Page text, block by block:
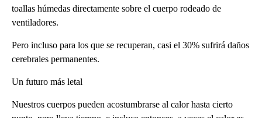
toallas húmedas directamente sobre el cuerpo rodeado de
ventiladores.
Pero incluso para los que se recuperan, casi el 30% sufrirá daños
cerebrales permanentes.
Un futuro más letal
Nuestros cuerpos pueden acostumbrarse al calor hasta cierto